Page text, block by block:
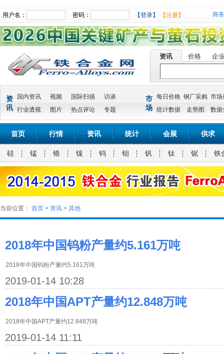
用户名： 密码： 【登录】 【注册】 商
资讯 价格 企
资
讯
国内资讯 视频 国际扫描
访谈
行业透视
图片 热点评论 专题
市
场
每日价格 钢厂采购 市场
统计数据
走势图 数据
首页 行情 资讯 统计 会展 供求
硅 锰 铬 镍 钨 钼 钒 钛 铌 铁
当前位置： 首页 > 资讯 > 其他
2018年中国钨粉产量约5.161万吨
2018年中国钨粉产量约5.161万吨
2019-01-14 10:28
2018年中国APT产量约12.848万吨
2018年中国APT产量约12.848万吨
2019-01-14 11:11